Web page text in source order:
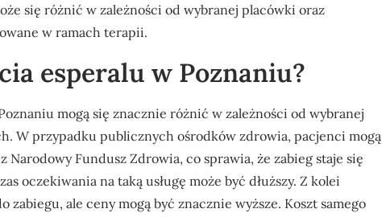
się różnić w zależności od wybranej placówki oraz
w ramach terapii.
esperalu w Poznaniu?
mogą się znacznie różnić w zależności od wybranej
W przypadku publicznych ośrodków zdrowia, pacjenci mogą
Fundusz Zdrowia, co sprawia, że zabieg staje się
oczekiwania na taką usługę może być dłuższy. Z kolei
ale ceny mogą być znacznie wyższe. Koszt samego